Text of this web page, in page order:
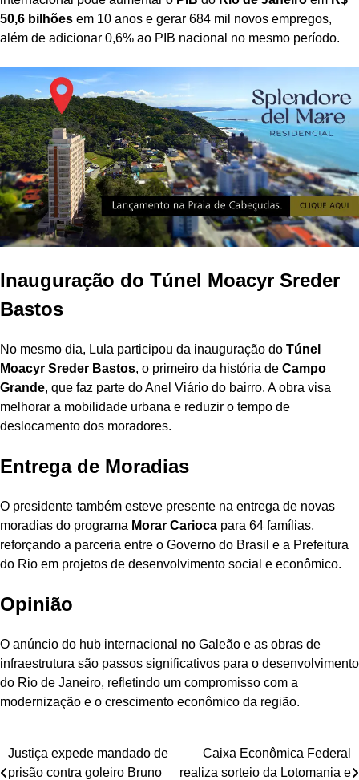
50,6 bilhões em 10 anos e gerar 684 mil novos empregos,
além de adicionar 0,6% ao PIB nacional no mesmo período.
Inauguração do Túnel Moacyr Sreder
Bastos
No mesmo dia, Lula participou da inauguração do Túnel
Moacyr Sreder Bastos, o primeiro da história de Campo
Grande, que faz parte do Anel Viário do bairro. A obra visa
melhorar a mobilidade urbana e reduzir o tempo de
deslocamento dos moradores.
Entrega de Moradias
O presidente também esteve presente na entrega de novas
moradias do programa Morar Carioca para 64 famílias,
reforçando a parceria entre o Governo do Brasil e a Prefeitura
do Rio em projetos de desenvolvimento social e econômico.
Opinião
O anúncio do hub internacional no Galeão e as obras de
infraestrutura são passos significativos para o desenvolvimento
do Rio de Janeiro, refletindo um compromisso com a
modernização e o crescimento econômico da região.
Navegação
Justiça expede mandado de
prisão contra goleiro Bruno
Caixa Econômica Federal
realiza sorteio da Lotomania e